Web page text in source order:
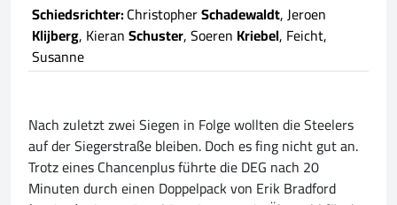
Schiedsrichter:ChristopherSchadewaldt, Jeroen
Klijberg, KieranSchuster, Soeren Kriebel, Feicht,
Susanne
Nach zuletzt zwei Siegen in Folge wollten die Steelers
auf der Siegerstraße bleiben. Doch es fing nicht gut an.
Trotz eines Chancenplus führte die DEG nach 20
Minuten durch einen Doppelpack von Erik Bradford